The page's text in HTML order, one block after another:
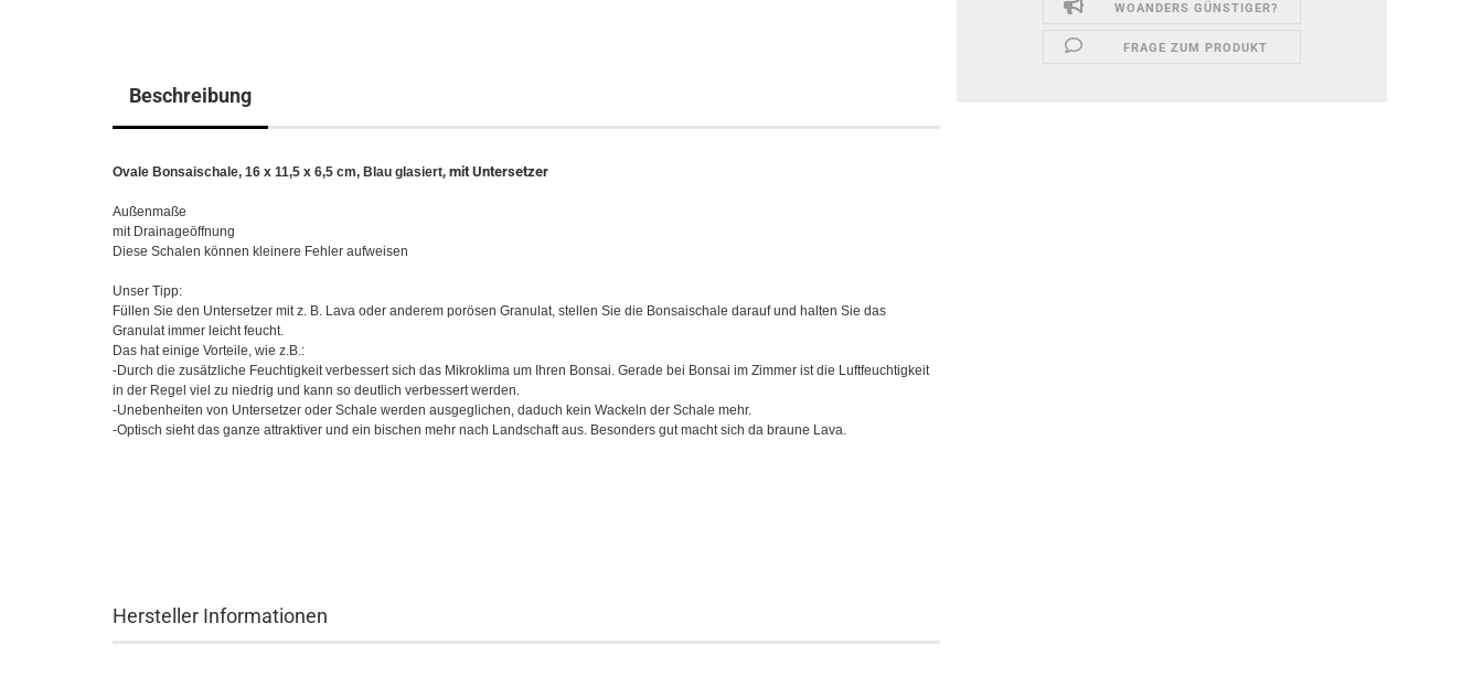
WOANDERS GÜNSTIGER?
FRAGE ZUM PRODUKT
Beschreibung
Ovale Bonsaischale, 16 x 11,5 x 6,5 cm, Blau glasiert, mit Untersetzer
Außenmaße
mit Drainageöffnung
Diese Schalen können kleinere Fehler aufweisen
Unser Tipp:
Füllen Sie den Untersetzer mit z. B. Lava oder anderem porösen Granulat, stellen Sie die Bonsaischale darauf und halten Sie das
Granulat immer leicht feucht.
Das hat einige Vorteile, wie z.B.:
-Durch die zusätzliche Feuchtigkeit verbessert sich das Mikroklima um Ihren Bonsai. Gerade bei Bonsai im Zimmer ist die Luftfeuchtigkeit
in der Regel viel zu niedrig und kann so deutlich verbessert werden.
-Unebenheiten von Untersetzer oder Schale werden ausgeglichen, daduch kein Wackeln der Schale mehr.
-Optisch sieht das ganze attraktiver und ein bischen mehr nach Landschaft aus. Besonders gut macht sich da braune Lava.
Hersteller Informationen